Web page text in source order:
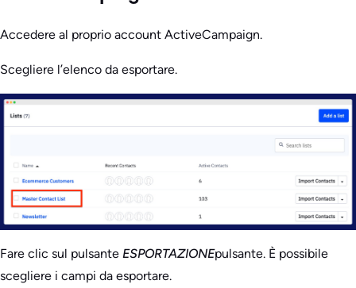
Accedere al proprio account ActiveCampaign.
Scegliere l’elenco da esportare.
Fare clic sul pulsante ESPORTAZIONEpulsante. È possibile
scegliere i campi da esportare.